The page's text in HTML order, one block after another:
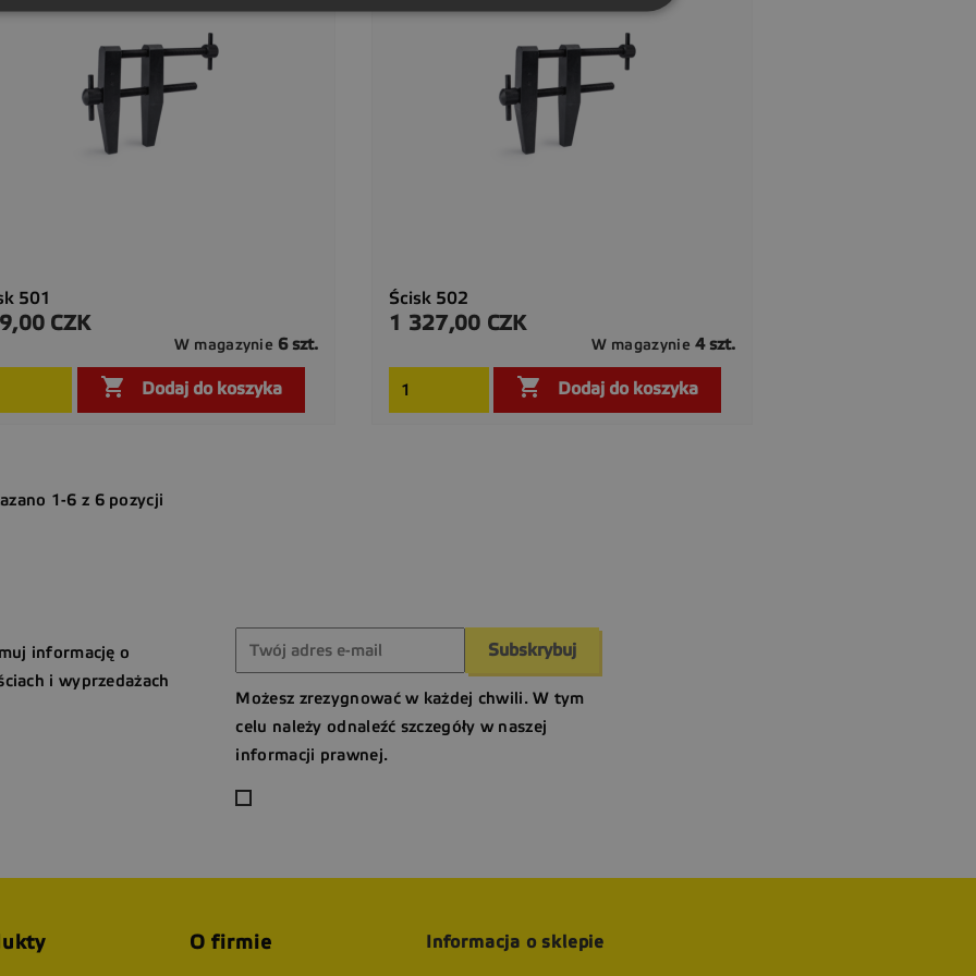
501
CZK
W magazynie 6 szt.
 Dodaj do koszyka
Szybki podgląd
Ścisk 502
Cena
1 327,00 CZK
W magazynie 4 szt.
 Dodaj do koszyka
Szybki podgląd
1-6 z 6 pozycji
informację o
i wyprzedażach
Możesz zrezygnować w każdej chwili. W tym
celu należy odnaleźć szczegóły w naszej
informacji prawnej.
O firmie Informacja o sklepie